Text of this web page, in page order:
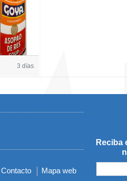
3 días
Reciba
Contacto Mapa web